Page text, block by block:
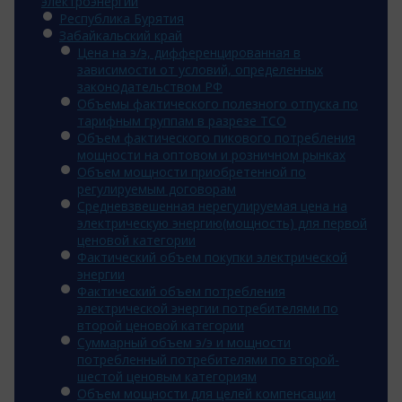
Республика Бурятия
Забайкальский край
Цена на э/э, дифференцированная в
зависимости от условий, определенных
законодательством РФ
Объемы фактического полезного отпуска по
тарифным группам в разрезе ТСО
Объем фактического пикового потребления
мощности на оптовом и розничном рынках
Объем мощности приобретенной по
регулируемым договорам
Средневзвешенная нерегулируемая цена на
электрическую энергию(мощность) для первой
ценовой категории
Фактический объем покупки электрической
энергии
Фактический объем потребления
электрической энергии потребителями по
второй ценовой категории
Суммарный объем э/э и мощности
потребленный потребителями по второй-
шестой ценовым категориям
Объем мощности для целей компенсации